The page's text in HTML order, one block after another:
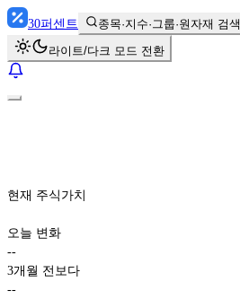
30퍼센트 종목·지수·그룹·원자재 검색
라이트/다크 모드 전환
현재 주식가치
오늘 변화
--
3개월 전보다
--